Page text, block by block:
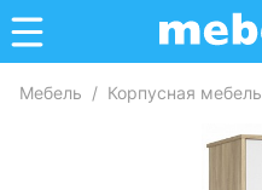
Мебель / Корпусная мебель